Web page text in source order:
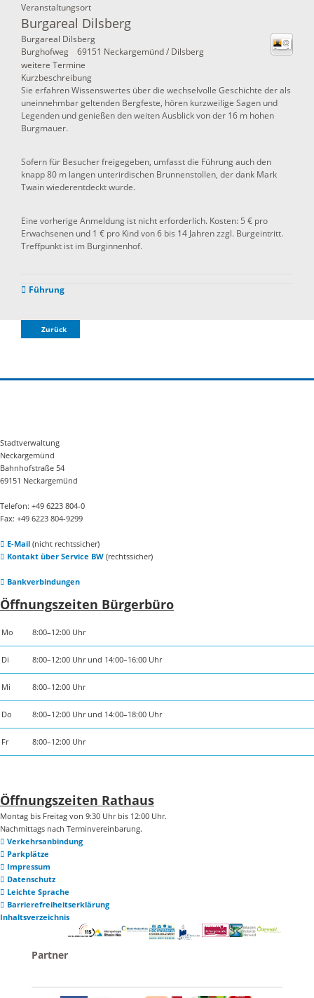
Veranstaltungsort
Burgareal Dilsberg
Burgareal Dilsberg
Burghofweg
69151 Neckargemünd / Dilsberg
weitere Termine
Kurzbeschreibung
Sie erfahren Wissenswertes über die wechselvolle Geschichte der als
uneinnehmbar geltenden Bergfeste, hören kurzweilige Sagen und
Legenden und genießen den weiten Ausblick von der 16 m hohen
Burgmauer.
Sofern für Besucher freigegeben, umfasst die Führung auch den
knapp 80 m langen unterirdischen Brunnenstollen, der dank Mark
Twain wiederentdeckt wurde.
Eine vorherige Anmeldung ist nicht erforderlich. Kosten: 5 € pro
Erwachsenen und 1 € pro Kind von 6 bis 14 Jahren zzgl. Burgeintritt.
Treffpunkt ist im Burginnenhof.
Führung
Zurück
Stadtverwaltung
Neckargemünd
Bahnhofstraße 54
69151 Neckargemünd
Telefon: +49 6223 804-0
Fax: +49 6223 804-9299
E-Mail(nicht rechtssicher)
Kontakt über Service BW(rechtssicher)
Bankverbindungen
Öffnungszeiten Bürgerbüro
Mo 8:00–12:00 Uhr
Di 8:00–12:00 Uhr und 14:00–16:00 Uhr
Mi 8:00–12:00 Uhr
Do 8:00–12:00 Uhr und 14:00–18:00 Uhr
Fr 8:00–12:00 Uhr
Öffnungszeiten Rathaus
Montag bis Freitag von 9:30 Uhr bis 12:00 Uhr.
Nachmittags nach Terminvereinbarung.
Verkehrsanbindung
Parkplätze
Impressum
Datenschutz
Leichte Sprache
Barrierefreiheitserklärung
Inhaltsverzeichnis